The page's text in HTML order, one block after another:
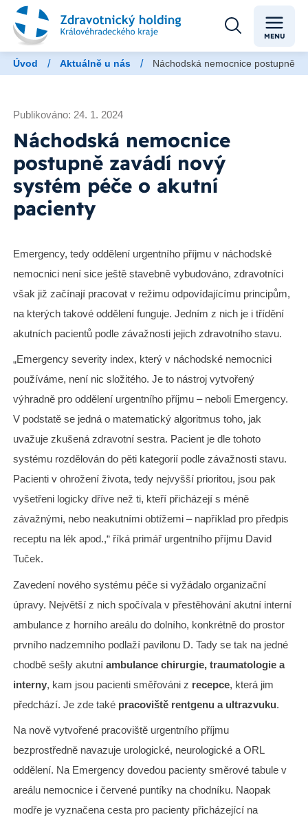
MENU
Úvod / Aktuálně u nás / Náchodská nemocnice postupně
Publikováno: 24. 1. 2024
Náchodská nemocnice
postupně zavádí nový
systém péče o akutní
pacienty
Emergency, tedy oddělení urgentního příjmu v náchodské
nemocnici není sice ještě stavebně vybudováno, zdravotníci
však již začínají pracovat v režimu odpovídajícímu principům,
na kterých takové oddělení funguje. Jedním z nich je i třídění
akutních pacientů podle závažnosti jejich zdravotního stavu.
„Emergency severity index, který v náchodské nemocnici
používáme, není nic složitého. Je to nástroj vytvořený
výhradně pro oddělení urgentního příjmu – neboli Emergency.
V podstatě se jedná o matematický algoritmus toho, jak
uvažuje zkušená zdravotní sestra. Pacient je dle tohoto
systému rozdělován do pěti kategorií podle závažnosti stavu.
Pacienti v ohrožení života, tedy nejvyšší prioritou, jsou pak
vyšetřeni logicky dříve než ti, kteří přicházejí s méně
závažnými, nebo neakutními obtížemi – například pro předpis
receptu na lék apod.,“ říká primář urgentního příjmu David
Tuček.
Zavedení nového systému péče si vyžádalo organizační
úpravy. Největší z nich spočívala v přestěhování akutní interní
ambulance z horního areálu do dolního, konkrétně do prostor
prvního nadzemního podlaží pavilonu D. Tady se tak na jedné
chodbě sešly akutní ambulance chirurgie, traumatologie a
interny, kam jsou pacienti směřováni z recepce, která jim
předchází. Je zde také pracoviště rentgenu a ultrazvuku.
Na nově vytvořené pracoviště urgentního příjmu
bezprostředně navazuje urologické, neurologické a ORL
oddělení. Na Emergency dovedou pacienty směrové tabule v
areálu nemocnice i červené puntíky na chodníku. Naopak
modře je vyznačena cesta pro pacienty přicházející na